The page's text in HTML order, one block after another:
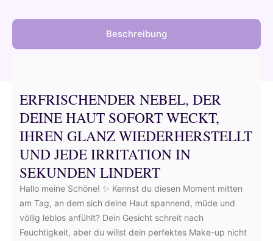
Beschreibung
ERFRISCHENDER NEBEL, DER
DEINE HAUT SOFORT WECKT,
IHREN GLANZ WIEDERHERSTELLT
UND JEDE IRRITATION IN
SEKUNDEN LINDERT
Hallo meine Schöne! ✨ Kennst du diesen Moment mitten
am Tag, an dem sich deine Haut spannend, müde und
völlig leblos anfühlt? Dein Gesicht schreit nach
Feuchtigkeit, aber du willst dein perfektes Make-up nicht